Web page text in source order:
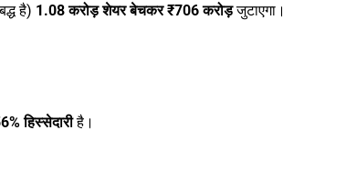
है) 1.08 करोड़ शेयर बेचकर ₹706 करोड़जुटाएगा।
हिस्सेदारीहै।